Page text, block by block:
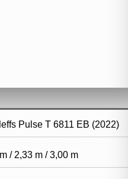
Pulse T 6811 EB (2022)
/ 2,33 m / 3,00 m